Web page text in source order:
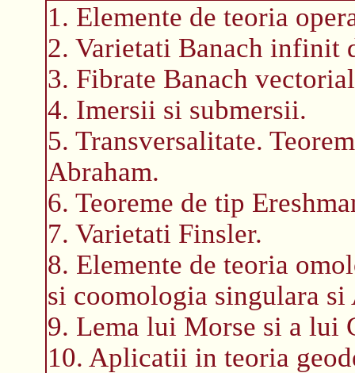
1. Elemente de teoria
2. Varietati Banach infinit
3. Fibrate Banach
4. Imersii si submersii.
5. Transversalitate.
Abraham.
6. Teoreme de tip
7. Varietati Finsler.
8. Elemente de teoria
si coomologia singulara si
9. Lema lui Morse si a lui
10. Aplicatii in teoria